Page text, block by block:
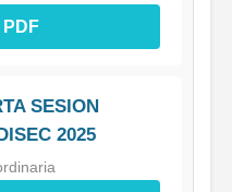
PDF
SESION
2025